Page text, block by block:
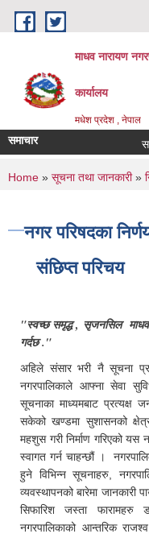
Skip to main content
माधव नारायण
कार्यालय
मधेश प्रदेश , नेपाल
समाचार
You are here
Home » सूचना तथा जानकारी»
नगर परिषदका
संछिप्त परिचय
"स्वच्छ समृद्ध , सृजनसिल माधव
गर्दछ ."
अहिले संसार भरी नै सूचना
नगरपालिकाले आफ्ना सेवा
सूचनाका माध्यमबाट प्रत्यक्ष
सकेको खण्डमा सुशासनको
महशुस गरी निर्माण गरिएको यस
स्वागत गर्न चाहन्छौं ।
हुने विभिन्न सूचनाहरु,
व्यवस्थापनको बारेमा जानकारी
सिफारिश जस्ता फारामहरु
नगरपालिकाको आन्तरिक